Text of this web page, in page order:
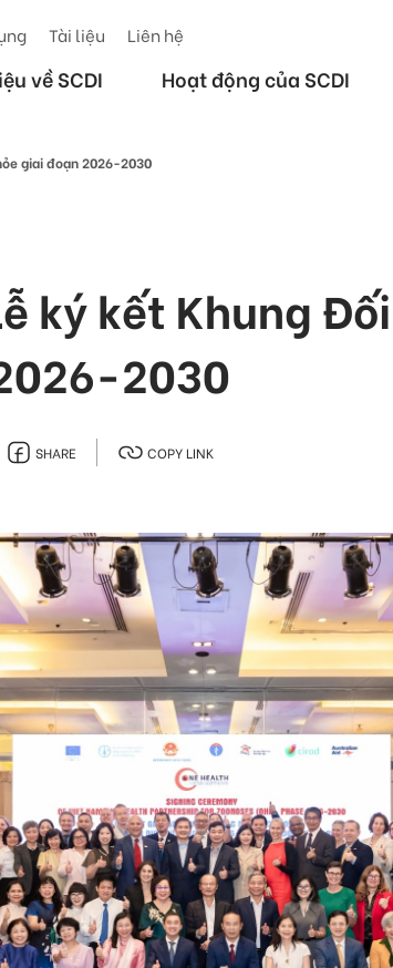
Tài liệu Liên hệ
về SCDI Hoạt động của SCDI
giai đoạn 2026-2030
ký kết Khung
2030
SHARE COPY LINK